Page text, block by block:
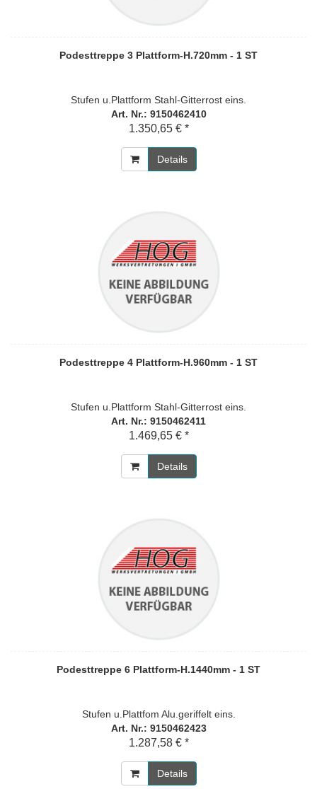
Podesttreppe 3 Plattform-H.720mm - 1 ST
Stufen u.Plattform Stahl-Gitterrost eins.
Art. Nr.: 9150462410
1.350,65 € *
Details
Podesttreppe 4 Plattform-H.960mm - 1 ST
Stufen u.Plattform Stahl-Gitterrost eins.
Art. Nr.: 9150462411
1.469,65 € *
Details
Podesttreppe 6 Plattform-H.1440mm - 1 ST
Stufen u.Plattfom Alu.geriffelt eins.
Art. Nr.: 9150462423
1.287,58 € *
Details